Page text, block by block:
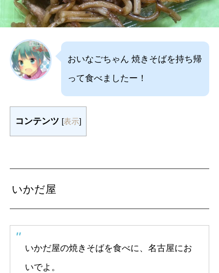
おいなごちゃん 焼きそばを持ち帰
って食べましたー！
コンテンツ [表示]
いかだ屋
いかだ屋の焼きそばを食べに、名古屋にお
いでよ。